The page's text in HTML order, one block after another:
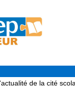
de la cité